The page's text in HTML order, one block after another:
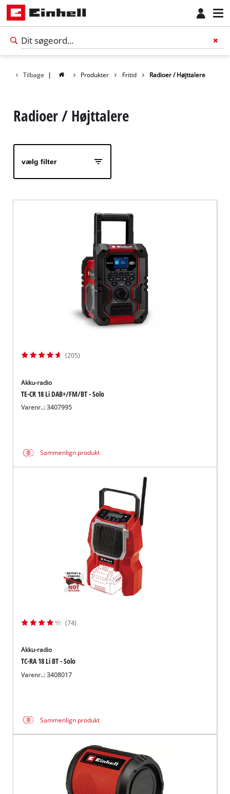
Tilbage | Produkter Fritid Radioer / Højttalere
Radioer / Højttalere
vælg filter
(205)
Akku-radio
TE-CR 18 Li DAB+/FM/BT - Solo
Varenr..: 3407995
Sammenlign produkt
(74)
Akku-radio
TC-RA 18 Li BT - Solo
Varenr..: 3408017
Sammenlign produkt